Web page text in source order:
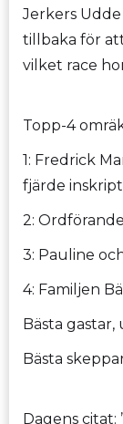
Jerkers
tillbaka för
vilket race
Topp-4
1: Fredrick
fjärde
2:
3: Pauline
4: Familjen
Bästa gastar,
Bästa
Dagens